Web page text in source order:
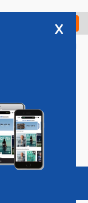
Check in
Vacatures
x